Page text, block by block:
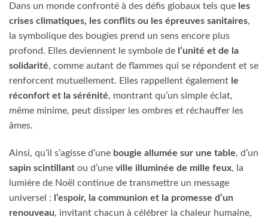
Dans un monde confronté à des défis globaux tels que les
crises climatiques, les conflits ou les épreuves sanitaires,
la symbolique des bougies prend un sens encore plus
profond. Elles deviennent le symbole de l’unité et de la
solidarité, comme autant de flammes qui se répondent et se
renforcent mutuellement. Elles rappellent également le
réconfort et la sérénité, montrant qu’un simple éclat,
même minime, peut dissiper les ombres et réchauffer les
âmes.
Ainsi, qu’il s’agisse d’une bougie allumée sur une table, d’un
sapin scintillant ou d’une ville illuminée de mille feux, la
lumière de Noël continue de transmettre un message
universel :
l’espoir, la communion et la promesse d’un
renouveau, invitant chacun à célébrer la chaleur humaine,